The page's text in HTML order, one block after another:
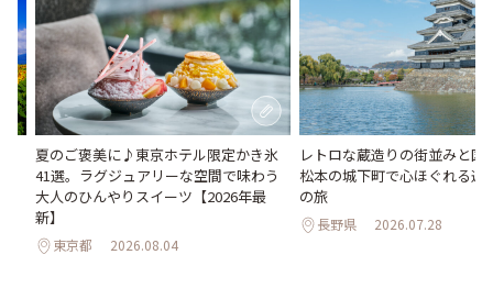
夏のご褒美に♪東京ホテル限定かき氷
41選。ラグジュアリーな空間で味わう
大人のひんやりスイーツ【2026年最
新】
東京都 2026.08.04
レトロな蔵造りの街並みと国
松本の城下町で心ほぐれる週
の旅
長野県 2026.07.28